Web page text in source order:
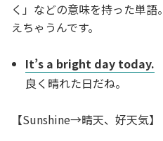
く」などの意味を持った単
えちゃうんです。
It’s a bright day today.
良く晴れた日だね。
【Sunshine→晴天、好天気】